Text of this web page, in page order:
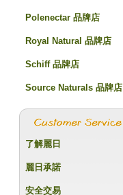
Polenectar 品牌店
Royal Natural 品牌店
Schiff 品牌店
Source Naturals 品牌店
了解麗日
麗日承諾
安全交易